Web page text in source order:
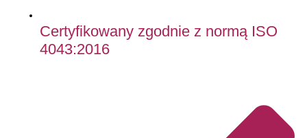
Certyfikowany zgodnie z normą ISO
4043:2016